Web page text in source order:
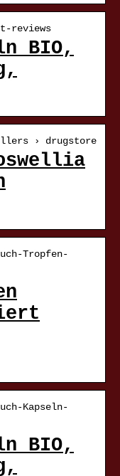
reviews
BIO,
› drugstore
Tropfen-
Kapseln-
BIO,